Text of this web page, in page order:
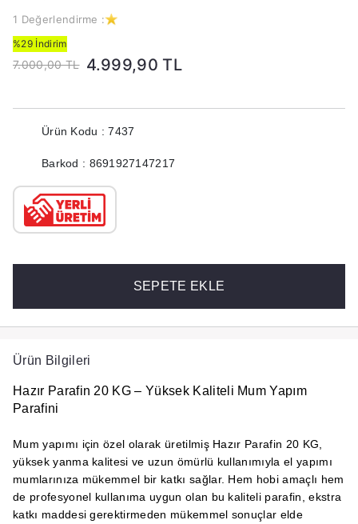
1 Değerlendirme :
%29 İndirim
7.000,00 TL 4.999,90 TL
Ürün Kodu : 7437
Barkod : 8691927147217
SEPETE EKLE
Ürün Bilgileri
Hazır Parafin 20 KG – Yüksek Kaliteli Mum Yapım
Parafini
Mum yapımı için özel olarak üretilmiş Hazır Parafin 20 KG
yüksek yanma kalitesi ve uzun ömürlü kullanımıyla el yapımı
mumlarınıza mükemmel bir katkı sağlar. Hem hobi amaçlı hem
de profesyonel kullanıma uygun olan bu kaliteli parafin
, ekstra
katkı maddesi gerektirmeden mükemmel sonuçlar elde